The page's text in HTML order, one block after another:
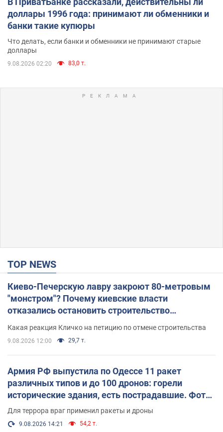
доллары 1996 года: принимают ли обменники и
банки такие купюры
Что делать, если банки и обменники не принимают старые
доллары
9.08.2026 02:20 83,0 т.
TOP NEWS
Киево-Печерскую лавру закроют 80-метровым
"монстром"? Почему киевские власти
отказались остановить строительство
небоскреба "московского верующего"
Какая реакция Кличко на петицию по отмене строительства
9.08.2026 12:00 29,7 т.
Армия РФ выпустила по Одессе 11 ракет
различных типов и до 100 дронов: горели
исторические здания, есть пострадавшие. Фото
и видео
Для террора враг применил ракеты и дроны
9.08.2026 14:21 54,2 т.